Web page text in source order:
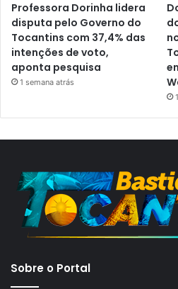
Professora Dorinha lidera
disputa pelo Governo do
Tocantins com 37,4% das
intenções de voto,
aponta pesquisa
1 semana atrás
Sobre o Portal